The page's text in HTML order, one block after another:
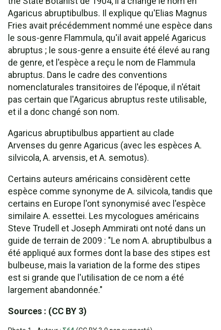
Agaricus abruptibulbus. Il explique qu'Elias Magnus
Fries avait précédemment nommé une espèce dans
le sous-genre Flammula, qu'il avait appelé Agaricus
abruptus ; le sous-genre a ensuite été élevé au rang
de genre, et l'espèce a reçu le nom de Flammula
abruptus. Dans le cadre des conventions
nomenclaturales transitoires de l'époque, il n'était
pas certain que l'Agaricus abruptus reste utilisable,
et il a donc changé son nom.
Agaricus abruptibulbus appartient au clade
Arvenses du genre Agaricus (avec les espèces A.
silvicola, A. arvensis, et A. semotus).
Certains auteurs américains considèrent cette
espèce comme synonyme de A. silvicola, tandis que
certains en Europe l'ont synonymisé avec l'espèce
similaire A. essettei. Les mycologues américains
Steve Trudell et Joseph Ammirati ont noté dans un
guide de terrain de 2009 : "Le nom A. abruptibulbus a
été appliqué aux formes dont la base des stipes est
bulbeuse, mais la variation de la forme des stipes
est si grande que l'utilisation de ce nom a été
largement abandonnée."
Sources : (CC BY 3)